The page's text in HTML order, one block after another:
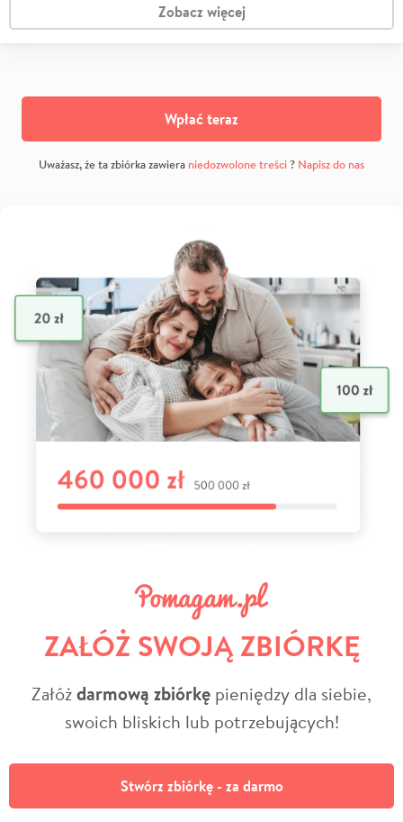
Zobacz więcej
Wpłać teraz
Uważasz, że ta zbiórka zawiera niedozwolone treści? Napisz do nas
ZAŁÓŻ SWOJĄ ZBIÓRKĘ
Załóżdarmową zbiórkę pieniędzy dla siebie,
swoich bliskich lub potrzebujących!
Stwórz zbiórkę - za darmo